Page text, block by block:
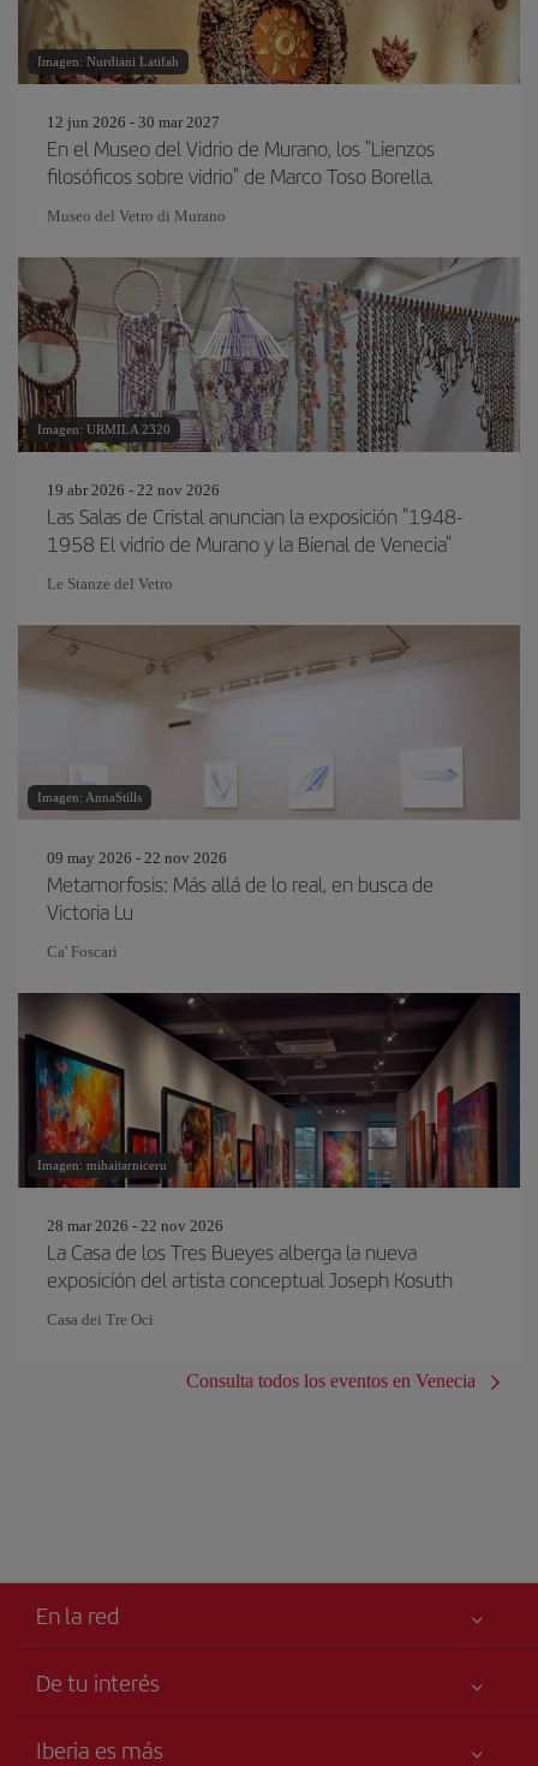
Imagen: Nurdiani Latifah
12 jun 2026 - 30 mar 2027
En el Museo del Vidrio de Murano, los "Lienzos
filosóficos sobre vidrio" de Marco Toso Borella.
Museo del Vetro di Murano
Imagen: URMILA 2320
19 abr 2026 - 22 nov 2026
Las Salas de Cristal anuncian la exposición "1948-
1958 El vidrio de Murano y la Bienal de Venecia"
Le Stanze del Vetro
Imagen: AnnaStills
09 may 2026 - 22 nov 2026
Metamorfosis: Más allá de lo real, en busca de
Victoria Lu
Ca' Foscari
Imagen: mihaitarniceru
28 mar 2026 - 22 nov 2026
La Casa de los Tres Bueyes alberga la nueva
exposición del artista conceptual Joseph Kosuth
Casa dei Tre Oci
Consulta todos los eventos en Venecia
En la red
De tu interés
Iberia es más